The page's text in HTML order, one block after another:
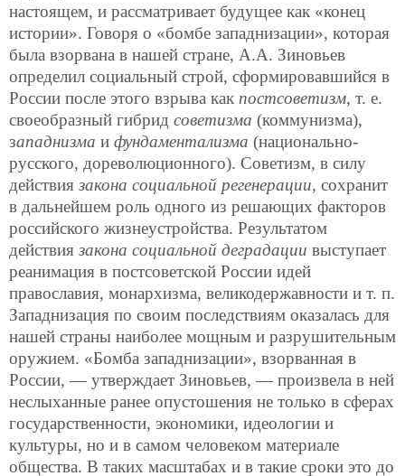
настоящем, и рассматривает будущее как «конец
истории». Говоря о «бомбе западнизации», которая
была взорвана в нашей стране, А.А. Зиновьев
определил социальный строй, сформировавшийся в
России после этого взрыва как постсоветизм, т. е.
своеобразный гибрид советизма (коммунизма),
западнизма и фундаментализма (национально-
русского, дореволюционного). Советизм, в силу
действия закона социальной регенерации, сохранит
в дальнейшем роль одного из решающих факторов
российского жизнеустройства. Результатом
действия закона социальной деградации выступает
реанимация в постсоветской России идей
православия, монархизма, великодержавности и т. п.
Западнизация по своим последствиям оказалась для
нашей страны наиболее мощным и разрушительным
оружием. «Бомба западнизации», взорванная в
России, — утверждает Зиновьев, — произвела в ней
неслыханные ранее опустошения не только в сферах
государственности, экономики, идеологии и
культуры, но и в самом человеком материале
общества. В таких масштабах и в такие сроки это до